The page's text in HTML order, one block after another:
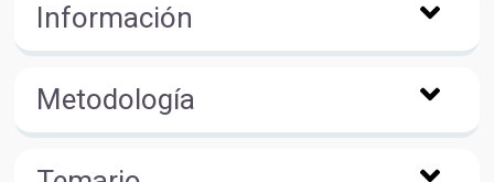
Información
Metodología